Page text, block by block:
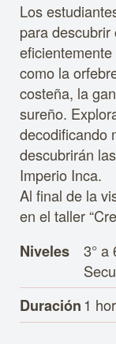
Los
para
como la
costeña, la
sureño.
decodificando
descubrirán
Imperio Inca.
Al final de la
en el taller
Niveles
3° a
Duración 1